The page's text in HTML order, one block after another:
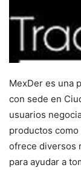
MexDer es una
con sede en
usuarios
productos como
ofrece diversos
para ayudar a